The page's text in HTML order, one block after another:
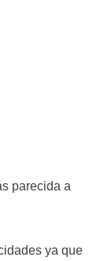
parecida a
ya que